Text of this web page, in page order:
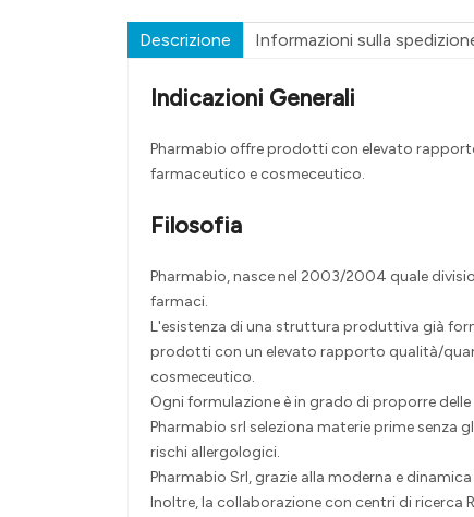
Descrizione Informazioni sulla
Indicazioni Generali
Pharmabio offre prodotti con elevato
farmaceutico e cosmeceutico.
Filosofia
Pharmabio, nasce nel 2003/2004 quale
farmaci.
L'esistenza di una struttura produttiva già
prodotti con un elevato rapporto qualità/
cosmeceutico.
Ogni formulazione è in grado di proporre
Pharmabio srl seleziona materie prime senza
rischi allergologici.
Pharmabio Srl, grazie alla moderna e
Inoltre, la collaborazione con centri di ricerca